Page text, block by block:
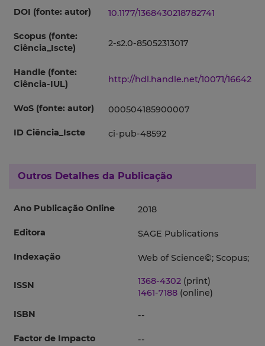
DOI (fonte: autor) 10.1177/1368430218782741
Scopus (fonte:
Ciência_Iscte)
2-s2.0-85052313017
Handle (fonte:
Ciência-IUL)
http://hdl.handle.net/10071/16642
WoS (fonte: autor) 000504185900007
ID Ciência_Iscte ci-pub-48592
Outros Detalhes da Publicação
Ano Publicação Online 2018
Editora SAGE Publications
Indexação Web of Science©; Scopus;
ISSN 1368-4302 (print)
1461-7188 (online)
ISBN
--
Factor de Impacto --